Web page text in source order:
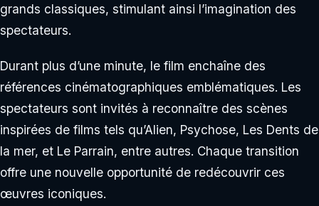
grands classiques, stimulant ainsi l’imagination des
spectateurs.
Durant plus d’une minute, le film enchaîne des
références cinématographiques emblématiques. Les
spectateurs sont invités à reconnaître des scènes
inspirées de films tels qu’Alien, Psychose, Les Dents de
la mer, et Le Parrain, entre autres. Chaque transition
offre une nouvelle opportunité de redécouvrir ces
œuvres iconiques.